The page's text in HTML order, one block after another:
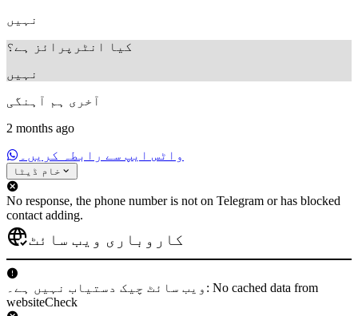
نہیں
کیا انٹرپرائز ہے؟
نہیں
آخری ہم آہنگی
2 months ago
واٹس ایپ سے رابطہ کریں۔
خام ڈیٹا
No response, the phone number is not on Telegram or has blocked
contact adding.
کاروباری ویب سائٹ
ویب سائٹ چیک دستیاب نہیں ہے۔: No cached data from
websiteCheck